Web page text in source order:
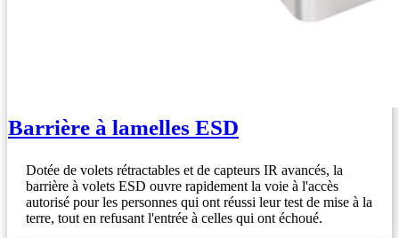
Barrière à lamelles ESD
Dotée de volets rétractables et de capteurs IR avancés, la
barrière à volets ESD ouvre rapidement la voie à l'accès
autorisé pour les personnes qui ont réussi leur test de mise à la
terre, tout en refusant l'entrée à celles qui ont échoué.